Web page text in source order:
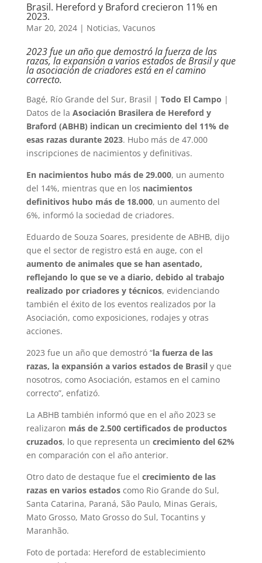
Brasil. Hereford y Braford crecieron 11% en
2023.
Mar 20, 2024| Noticias, Vacunos
2023 fue un año que demostró la fuerza de las
razas, la expansión a varios estados de Brasil y que
la asociación de criadores está en el camino
correcto.
Bagé, Río Grande del Sur, Brasil | Todo El Campo |
Datos de la Asociación Brasilera de Hereford y
Braford (ABHB) indican un crecimiento del 11% de
esas razas durante 2023. Hubo más de 47.000
inscripciones de nacimientos y definitivas.
En nacimientos hubo más de 29.000, un aumento
del 14%, mientras que en los nacimientos
definitivos hubo más de 18.000, un aumento del
6%, informó la sociedad de criadores.
Eduardo de Souza Soares, presidente de ABHB, dijo
que el sector de registro está en auge, con el
aumento de animales que se han asentado,
reflejando lo que se ve a diario, debido al trabajo
realizado por criadores y técnicos, evidenciando
también el éxito de los eventos realizados por la
Asociación, como exposiciones, rodajes y otras
acciones.
2023 fue un año que demostró “la fuerza de las
razas, la expansión a varios estados de Brasily que
nosotros, como Asociación, estamos en el camino
correcto”, enfatizó.
La ABHB también informó que en el año 2023 se
realizaron más de 2.500 certificados de productos
cruzados, lo que representa un crecimiento del 62%
en comparación con el año anterior.
Otro dato de destaque fue el crecimiento de las
razas en varios estadoscomo Rio Grande do Sul,
Santa Catarina, Paraná, São Paulo, Minas Gerais,
Mato Grosso, Mato Grosso do Sul, Tocantins y
Maranhão.
Foto de portada: Hereford de establecimiento